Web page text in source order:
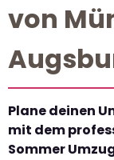
von
Plane deinen
mit dem
Sommer